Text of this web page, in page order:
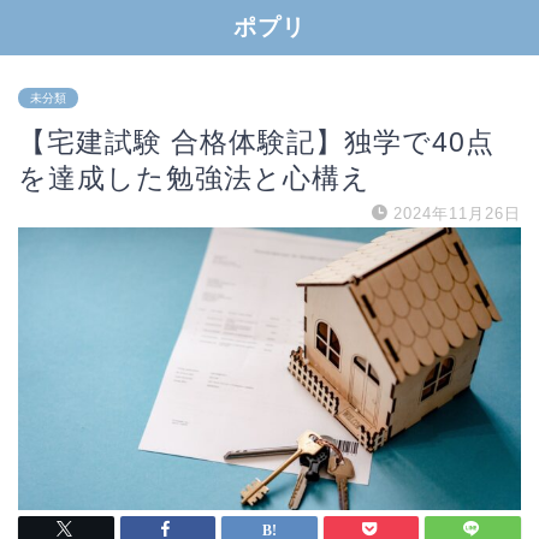
ポプリ
未分類
【宅建試験 合格体験記】独学で40点
を達成した勉強法と心構え
2024年11月26日